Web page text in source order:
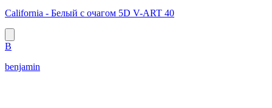
California - Белый с очагом 5D V-ART 40
B
benjamin